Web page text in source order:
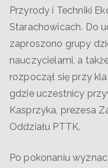
Przyrody i Techniki
Starachowicach. Do
zaproszono grupy
nauczycielami, a
rozpoczął się przy
gdzie uczestnicy
Kasprzyka, prezesa
Oddziału PTTK.
Po pokonaniu